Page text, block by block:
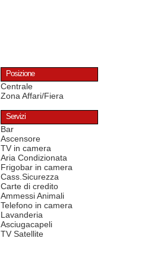
Posizione
Centrale
Zona Affari/Fiera
Servizi
Bar
Ascensore
TV in camera
Aria Condizionata
Frigobar in camera
Cass.Sicurezza
Carte di credito
Ammessi Animali
Telefono in camera
Lavanderia
Asciugacapeli
TV Satellite